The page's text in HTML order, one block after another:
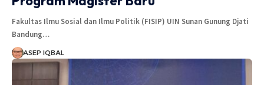
Fakultas Ilmu Sosial dan Ilmu Politik (FISIP) UIN Sunan Gunung Djati
Bandung…
ASEP IQBAL